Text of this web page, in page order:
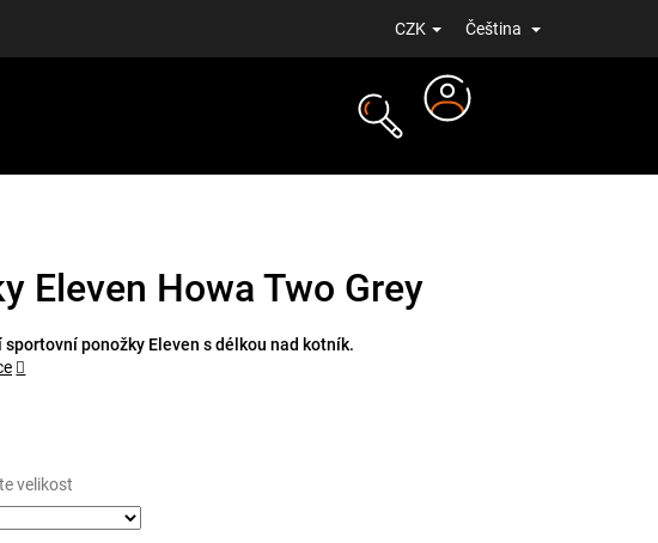
CZK Čeština
Eleven Howa Two Grey
ponožky Eleven s délkou nad kotník.